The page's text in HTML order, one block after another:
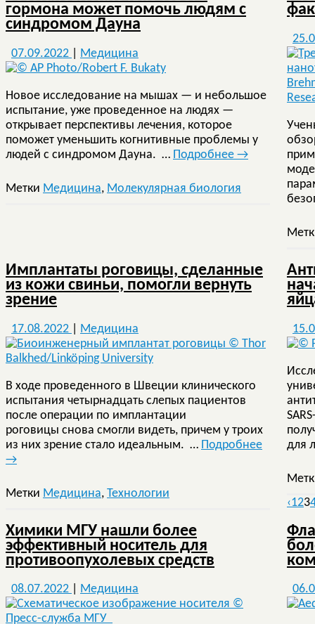
гормона может помочь людям с
синдромом Дауна
07.09.2022 Медицина
Новое исследование на мышах — и небольшое
испытание, уже проведенное на людях —
открывает перспективы лечения, которое
поможет уменьшить когнитивные проблемы у
людей с синдромом Дауна. … Подробнее →
Метки Медицина, Молекулярная биология
Имплантаты роговицы, сделанные
из кожи свиньи, помогли вернуть
зрение
17.08.2022 Медицина
В ходе проведенного в Швеции клинического
испытания четырнадцать слепых пациентов
после операции по имплантации
роговицы снова смогли видеть, причем у троих
из них зрение стало идеальным. … Подробнее
→
Метки Медицина, Технологии
для
Химики МГУ нашли более
эффективный носитель для
противоопухолевых средств
08.07.2022 Медицина
‹123